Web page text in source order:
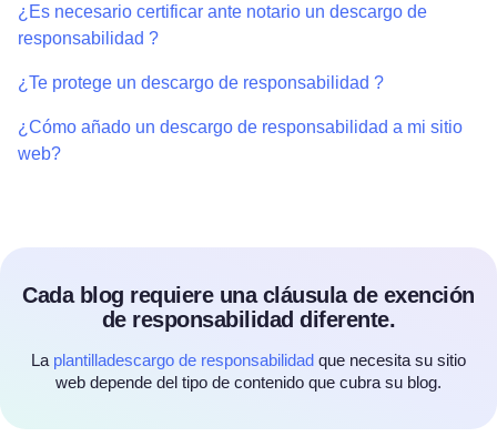
¿Es necesario certificar ante notario un descargo de
responsabilidad ?
¿Te protege un descargo de responsabilidad ?
¿Cómo añado un descargo de responsabilidad a mi sitio
web?
Cada blog requiere una cláusula de exención
de responsabilidad diferente.
La plantilladescargo de responsabilidad que necesita su sitio
web depende del tipo de contenido que cubra su blog.